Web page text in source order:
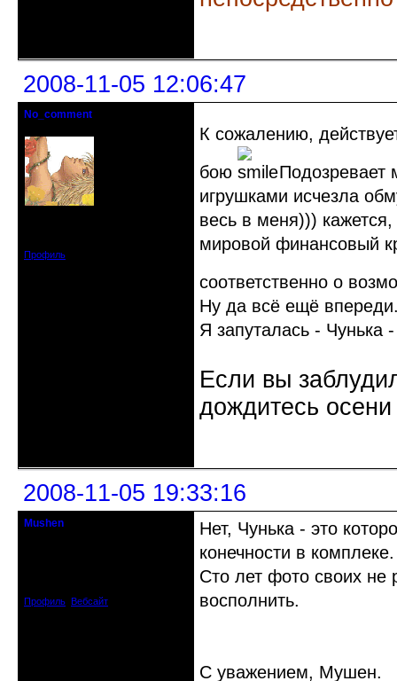
2008-11-05 12:06:47
No_comment
Профиль
К сожалению,
бою
Подозревает
игрушками исчезла
весь в меня)))
мировой финансовый
соответственно о
Ну да всё ещё
Я запуталась - Чунька
Если вы
дождитесь
2008-11-05 19:33:16
Mushen
Профиль Вебсайт
Нет, Чунька - это
конечности в комплеке.
Сто лет фото своих
восполнить.
С уважением, Мушен.